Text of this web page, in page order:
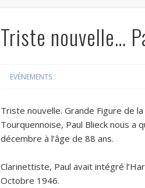
Triste nouvelle…
EVÉNEMENTS
Triste nouvelle. Grande Figure de
Tourquennoise, Paul Blieck nous a
décembre à l’âge de 88 ans.
Clarinettiste, Paul avait intégré
Octobre 1946.